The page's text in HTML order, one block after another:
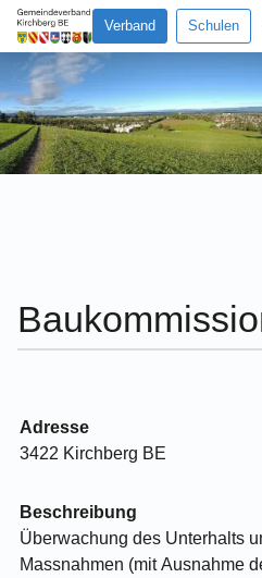
Verband Schulen
Adresse
3422 Kirchberg BE
Beschreibung
Überwachung des Unterhalts
Massnahmen (mit Ausnahme